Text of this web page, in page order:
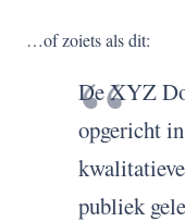
…of zoiets als dit:
De XYZ
opgericht
publiek